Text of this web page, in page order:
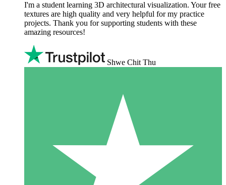
I'm a student learning 3D architectural visualization. Your free
textures are high quality and very helpful for my practice
projects. Thank you for supporting students with these
amazing resources!
Shwe Chit Thu